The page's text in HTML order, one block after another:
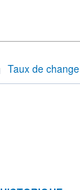
Taux de change